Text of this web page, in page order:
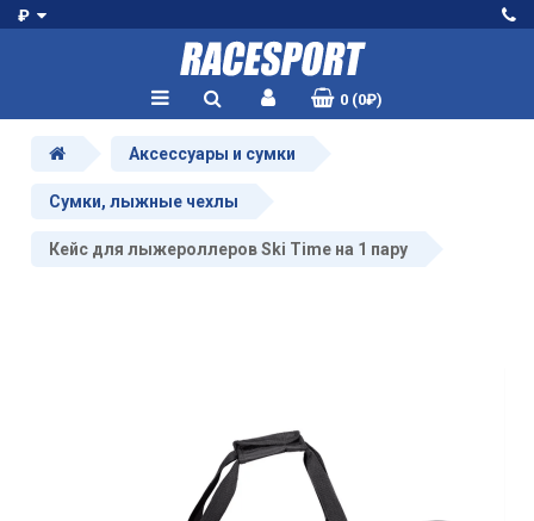
₽
0 (0₽)
Аксессуары и сумки
Сумки, лыжные чехлы
Кейс для лыжероллеров Ski Time на 1 пару